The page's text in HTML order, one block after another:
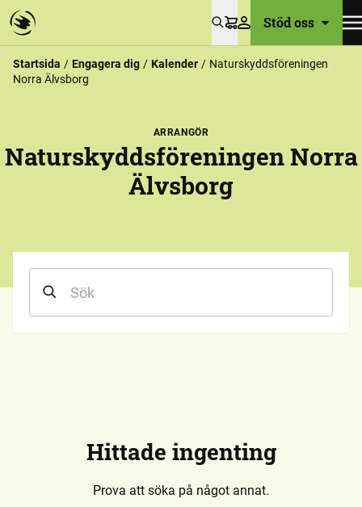
VarukorgStöd oss
Startsida Engagera dig Kalender
Naturskyddsföreningen
Norra Älvsborg
ARRANGÖR
Naturskyddsföreningen Norra
Älvsborg
Hittade ingenting
Prova att söka på något annat.